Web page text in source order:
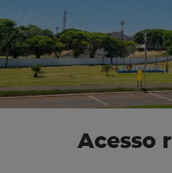
Acesso